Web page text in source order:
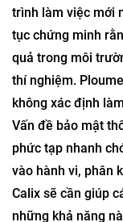
trình làm việc mới
tục chứng minh
quả trong môi
thí nghiệm.
không xác định
Vấn đề bảo mật
phức tạp nhanh
vào hành vi, phân
Calix sẽ cần giúp
những khả năng